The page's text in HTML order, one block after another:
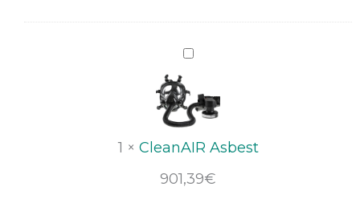
CleanAIR
1 × CleanAIR Asbest
901,39€